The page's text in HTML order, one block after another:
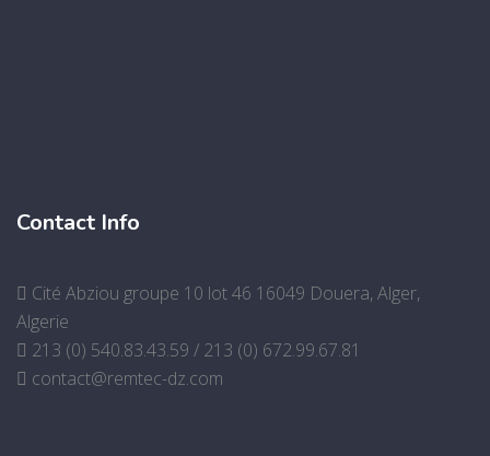
Contact Info
Cité Abziou groupe 10 lot 46 16049 Douera, Alger,
Algerie
213 (0) 540.83.43.59 / 213 (0) 672.99.67.81
contact@remtec-dz.com